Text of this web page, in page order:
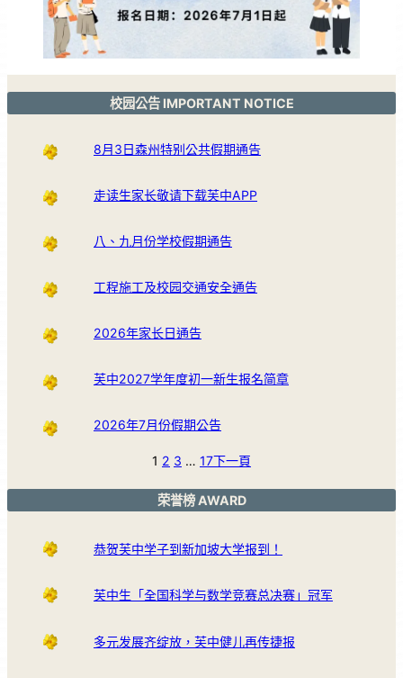
校园公告 IMPORTANT NOTICE
8月3日森州特别公共假期通告
走读生家长敬请下载芙中APP
八、九月份学校假期通告
工程施工及校园交通安全通告
2026年家长日通告
芙中2027学年度初一新生报名简章
2026年7月份假期公告
1 2 3 … 17下一頁
荣誉榜 AWARD
恭贺芙中学子到新加坡大学报到！
芙中生「全国科学与数学竞赛总决赛」冠军
多元发展齐绽放，芙中健儿再传捷报